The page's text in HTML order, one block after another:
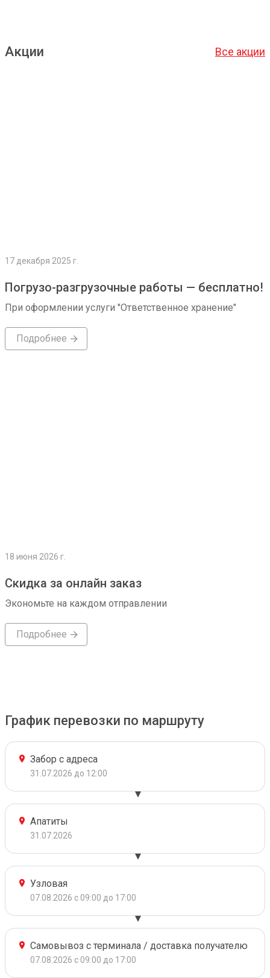
Акции Все акции
17 декабря 2025 г.
Погрузо-разгрузочные работы — бесплатно!
При оформлении услуги "Ответственное хранение"
Подробнее
18 июня 2026 г.
Скидка за онлайн заказ
Экономьте на каждом отправлении
Подробнее
График перевозки по маршруту
Забор с адреса
31.07.2026 до 12:00
Апатиты
31.07.2026
Узловая
07.08.2026 с 09:00 до 17:00
Самовывоз с терминала / доставка получателю
07.08.2026 с 09:00 до 17:00